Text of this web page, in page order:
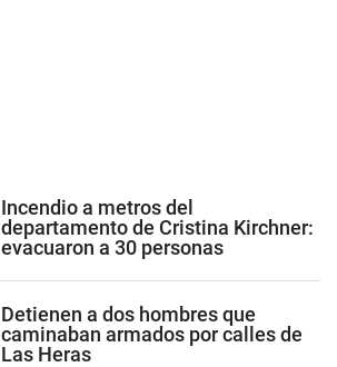
Incendio a metros del
departamento de Cristina Kirchner:
evacuaron a 30 personas
Detienen a dos hombres que
caminaban armados por calles de
Las Heras